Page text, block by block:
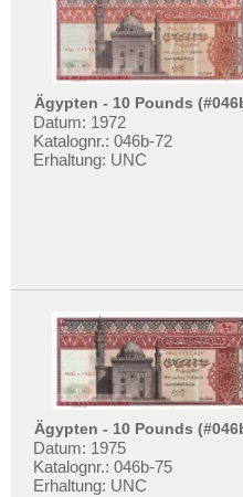
Ägypten - 10 Pounds
Datum: 1972
Katalognr.: 046b-72
Erhaltung: UNC
Ägypten - 10 Pounds
Datum: 1975
Katalognr.: 046b-75
Erhaltung: UNC